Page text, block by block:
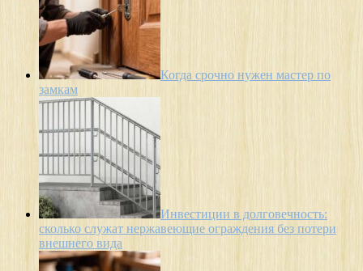
Когда срочно нужен мастер по
замкам
Инвестиции в долговечность:
сколько служат нержавеющие ограждения без потери
внешнего вида